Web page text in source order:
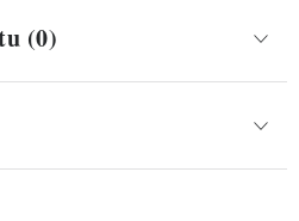
(0)